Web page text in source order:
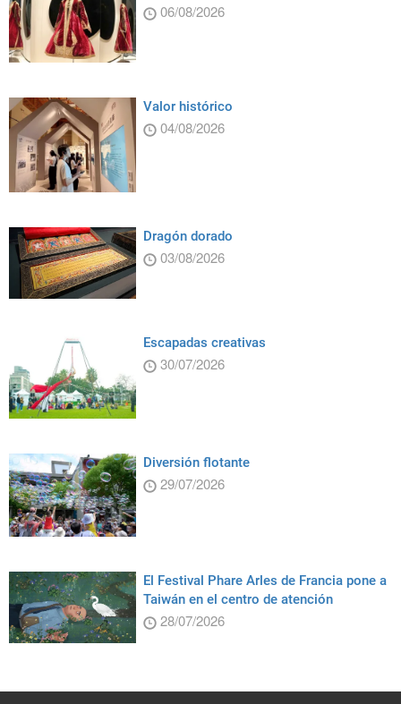
06/08/2026
Valor histórico
04/08/2026
Dragón dorado
03/08/2026
Escapadas creativas
30/07/2026
Diversión flotante
29/07/2026
El Festival Phare Arles de Francia pone a
Taiwán en el centro de atención
28/07/2026